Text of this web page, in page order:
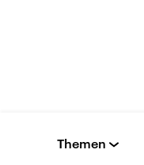
Themen